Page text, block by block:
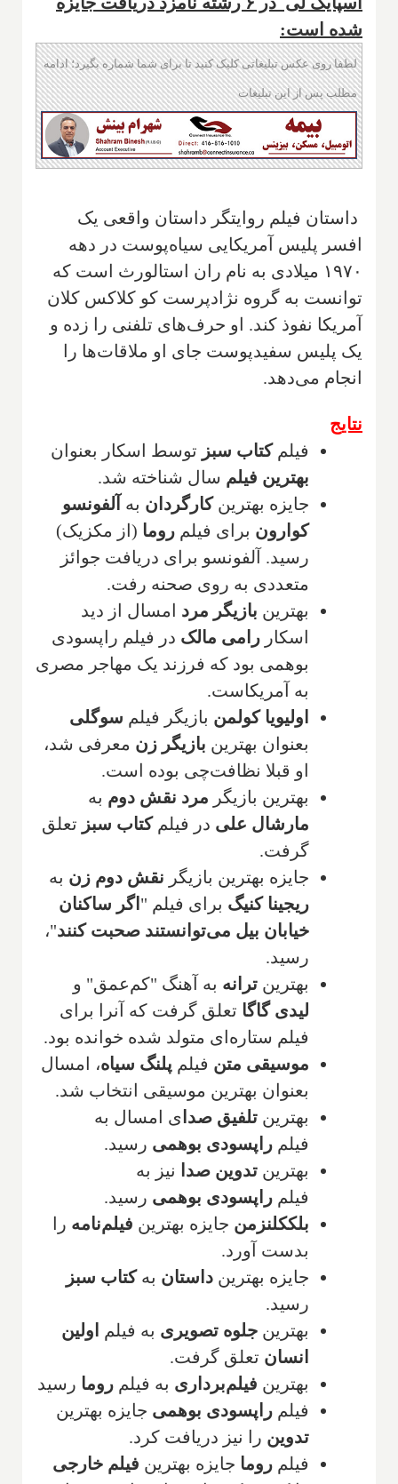
شده است:
لطفا روی عکس تبلیغاتی کلیک کنید تا برای شما شماره بگیرد؛ ادامه
مطلب پس از این تبلیغات
داستان فیلم روایتگر داستان واقعی یک
افسر پلیس آمریکایی سیاه‌پوست در دهه
۱۹۷۰ میلادی به نام ران استالورث است که
توانست به گروه نژادپرست کو کلاکس کلان
آمریکا نفوذ کند. او حرف‌های تلفنی را زده و
یک پلیس سفیدپوست جای او ملاقات‌ها را
انجام می‌دهد.
نتایج
فیلمکتاب سبز توسط اسکار بعنوان
بهترین فیلم سال شناخته شد.
جایزه بهترینکارگردان به آلفونسو
کوارون برای فیلم روما (از مکزیک)
رسید. آلفونسو برای دریافت جوائز
متعددی به روی صحنه رفت.
بهترین بازیگر مرد امسال از دید
اسکار رامی مالک در فیلم راپسودی
بوهمی بود که فرزند یک مهاجر مصری
به آمریکاست.
اولیویا کولمن بازیگر فیلم سوگلی
بعنوان بهترین بازیگر زن معرفی شد،
او قبلا نظافت‌چی بوده است.
بهترین بازیگر مرد نقش دوم به
مارشال علی در فیلمکتاب سبز تعلق
گرفت.
جایزه بهترین بازیگر نقش دوم زن به
ریجینا کنیگ برای فیلم " اگر ساکنان
خیابان بیل می‌توانستند صحبت کنند"،
رسید.
بهترین ترانه به آهنگ "کم‌عمق" و
لیدی گاگا تعلق گرفت که آنرا برای
فیلم ستاره‌ای متولد شده خوانده بود.
موسیقی متن فیلم پلنگ سیاه، امسال
بعنوان بهترین موسیقی انتخاب شد.
بهترین تلفیق صدا ی امسال به
فیلم راپسودی بوهمی رسید.
بهترین تدوین صدا
نیز به
فیلم راپسودی بوهمی رسید.
بلککلنزمن جایزه بهترین فیلم‌نامه را
بدست آورد.
جایزه بهترین داستان بهکتاب سبز
رسید.
بهترین جلوه تصویری به فیلم
اولین
انسان تعلق گرفت.
بهترین فیلم‌برداری به فیلم روما رسید
فیلم راپسودی بوهمی جایزه بهترین
تدوین را نیز دریافت کرد.
فیلم روما جایزه بهترین فیلم خارجی